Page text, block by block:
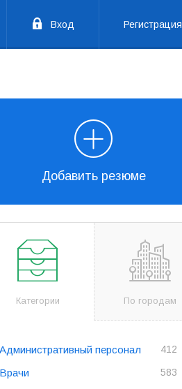
Вход Регистрация
Добавить резюме
Категории По городам
Административный персонал 412
Врачи 583